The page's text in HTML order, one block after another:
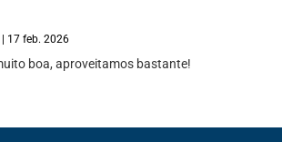
| 17 feb. 2026
boa, aproveitamos bastante!